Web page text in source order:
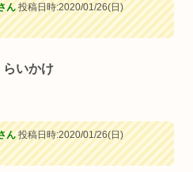
ん投稿日時:2020/01/26(日)
らいかけ
ん投稿日時:2020/01/26(日)